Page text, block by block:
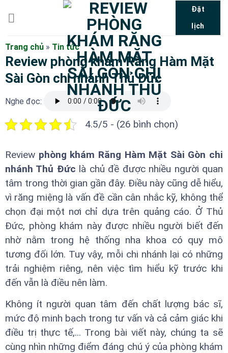
dung
Đặt
lịch
Trang chủ » Tin tức
Review phòng khám Răng Hàm Mặt
Sài Gòn chi nhánh Thủ Đức
Nghe đọc:
4.5/5 - (26 bình chọn)
Review phòng khám Răng Hàm Mặt Sài Gòn chi
nhánh Thủ Đức là chủ đề được nhiều người quan
tâm trong thời gian gần đây. Điều này cũng dễ hiểu,
vì răng miệng là vấn đề cần cân nhắc kỹ, không thể
chọn đại một nơi chỉ dựa trên quảng cáo. Ở Thủ
Đức, phòng khám này được nhiều người biết đến
nhờ nằm trong hệ thống nha khoa có quy mô
tương đối lớn. Tuy vậy, mỗi chi nhánh lại có những
trải nghiệm riêng, nên việc tìm hiểu kỹ trước khi
đến vẫn là điều nên làm.
Không ít người quan tâm đến chất lượng bác sĩ,
mức độ minh bạch trong tư vấn và cả cảm giác khi
điều trị thực tế,... Trong bài viết này, chúng ta sẽ
cùng nhìn những điểm đáng chú ý của phòng khám